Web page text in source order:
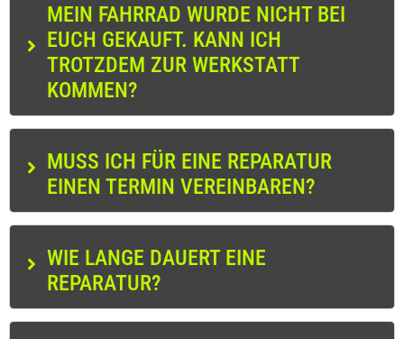
MEIN FAHRRAD WURDE NICHT BEI
EUCH GEKAUFT. KANN ICH
TROTZDEM ZUR WERKSTATT
KOMMEN?
MUSS ICH FÜR EINE REPARATUR
EINEN TERMIN VEREINBAREN?
WIE LANGE DAUERT EINE
REPARATUR?